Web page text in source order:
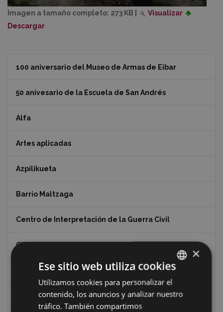
Imagen a tamaño completo: 273 KB
Visualizar
Descargar
100 aniversario del Museo de Armas de Eibar
50 anivesario de la Escuela de San Andrés
Alfa
Artes aplicadas
Azpilikueta
Barrio Maltzaga
Centro de Interpretación de la Guerra Civil
Ciclismo
Ciclismo "A rueda"
Dibujos de Julen Zabaleta
BASQUE
SPANISH
×
Ese sitio web utiliza cookies
Utilizamos cookies para personalizar el
contenido, los anuncios y analizar nuestro
tráfico. También compartimos